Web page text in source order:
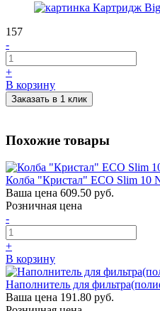
157
-
+
В корзину
Заказать в 1 клик
Похожие товары
Колба "Кристал" ECO Slim 10
Ваша цена 609.50 руб.
Розничная цена
-
+
В корзину
Наполнитель для
Ваша цена 191.80 руб.